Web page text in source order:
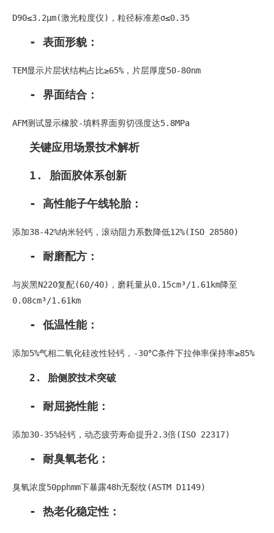
D90≤3.2μm(激光粒度仪)，粒径标准差σ≤0.35
- 表面形貌：
TEM显示片层状结构占比≥65%，片层厚度50-80nm
- 界面结合：
AFM测试显示橡胶-填料界面剪切强度达5.8MPa
关键应用场景技术解析
1. 胎面胶体系创新
- 高性能子午线轮胎：
添加38-42%纳米轻钙，滚动阻力系数降低12%(ISO 28580)
- 耐磨配方：
与炭黑N220复配(60/40)，磨耗量从0.15cm³/1.61km降至
0.08cm³/1.61km
- 低温性能：
添加5%气相二氧化硅改性轻钙，-30℃条件下拉伸率保持率≥85%
2. 胎侧胶技术突破
- 耐屈挠性能：
添加30-35%轻钙，动态疲劳寿命提升2.3倍(ISO 22317)
- 耐臭氧老化：
臭氧浓度50pphmm下暴露48h无裂纹(ASTM D1149)
- 热老化稳定性：